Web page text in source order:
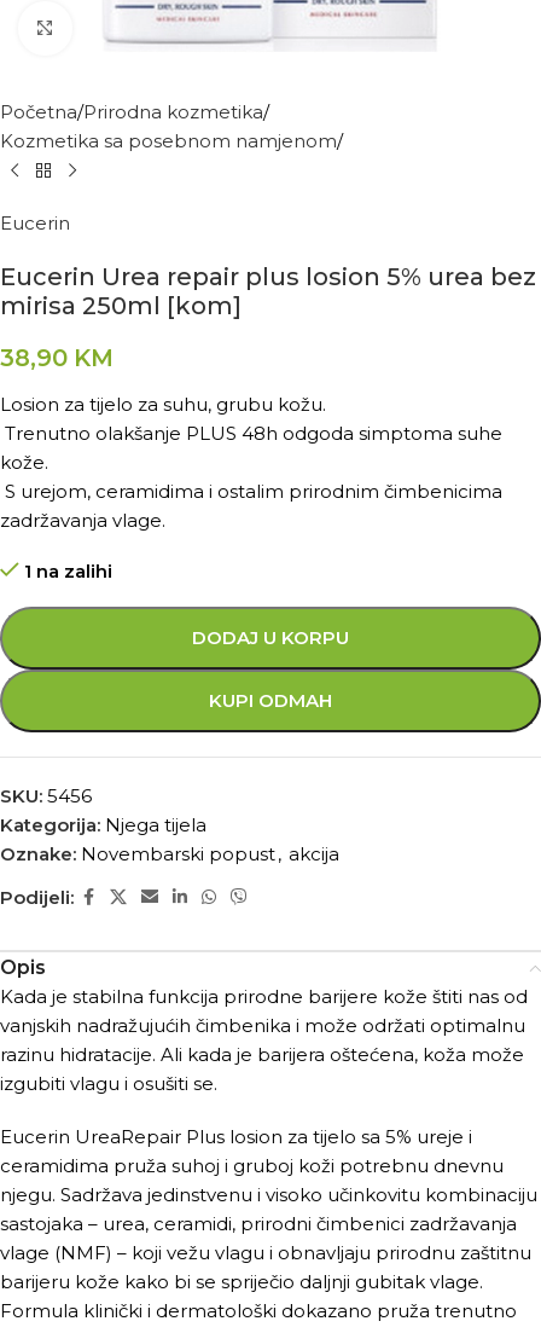
Kliknite za povećanje
Početna Prirodna kozmetika
Kozmetika sa posebnom namjenom
Eucerin
Eucerin Urea repair plus losion 5% urea bez
mirisa 250ml [kom]
38,90 KM
Losion za tijelo za suhu, grubu kožu.
Trenutno olakšanje PLUS 48h odgoda simptoma suhe
kože.
S urejom, ceramidima i ostalim prirodnim čimbenicima
zadržavanja vlage.
1 na zalihi
DODAJ U KORPU
KUPI ODMAH
SKU: 5456
Kategorija: Njega tijela
Oznake: Novembarski popust, akcija
Podijeli:
Opis
Kada je stabilna funkcija prirodne barijere kože štiti nas od
vanjskih nadražujućih čimbenika i može održati optimalnu
razinu hidratacije. Ali kada je barijera oštećena, koža može
izgubiti vlagu i osušiti se.
Eucerin UreaRepair Plus losion za tijelo sa 5% ureje i
ceramidima pruža suhoj i gruboj koži potrebnu dnevnu
njegu. Sadržava jedinstvenu i visoko učinkovitu kombinaciju
sastojaka – urea, ceramidi, prirodni čimbenici zadržavanja
vlage (NMF) – koji vežu vlagu i obnavljaju prirodnu zaštitnu
barijeru kože kako bi se spriječio daljnji gubitak vlage.
Formula klinički i dermatološki dokazano pruža trenutno